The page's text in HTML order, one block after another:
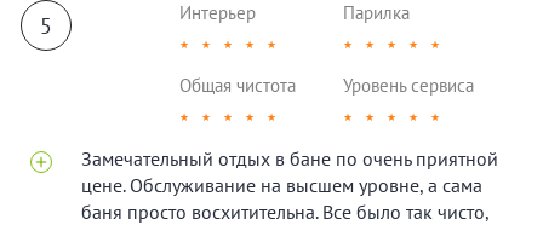
5 Интерьер
★ ★ ★ ★ ★
Парилка
★ ★ ★ ★ ★
Общая чистота
★ ★ ★ ★ ★
Уровень сервиса
★ ★ ★ ★ ★
Замечательный отдых в бане по очень приятной
цене. Обслуживание на высшем уровне, а сама
баня просто восхитительна. Все было так чисто,